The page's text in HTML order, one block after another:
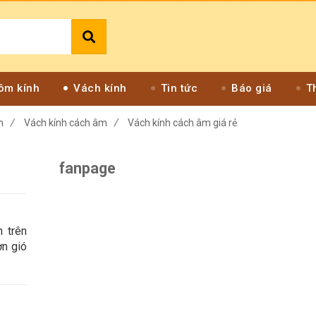
kính Vách kính Tin tức Báo giá
/ Vách kính cách âm / Vách kính cách âm giá rẻ
trên
gió
fanpage